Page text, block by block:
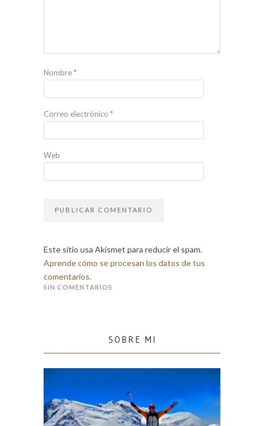
Nombre*
Correo electrónico *
Web
Este sitio usa Akismet para reducir el spam.
Aprende cómo se procesan los datos de tus
comentarios.
SIN COMENTARIOS
SOBRE MI